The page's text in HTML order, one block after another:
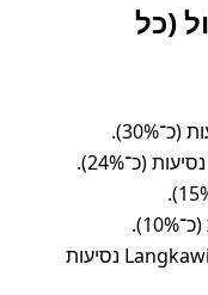
(כל
Langkawi International Airport – 9 נסיעות